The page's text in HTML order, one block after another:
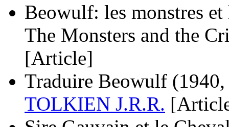
Beowulf: les monstres
The Monsters and the
[Article]
Traduire Beowulf
TOLKIEN J.R.R.